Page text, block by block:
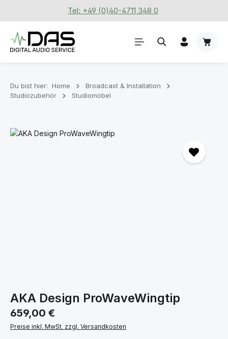
Zum Hauptinhalt springenTel: +49 (0)40-4711 348 0
Du bist hier: Home
Broadcast & Installation
Studiozubehör
Studiomöbel
Bildergalerie überspringen
AKA Design ProWaveWingtip
Regulärer Preis:
659,00 €
Preise inkl. MwSt. zzgl. Versandkosten